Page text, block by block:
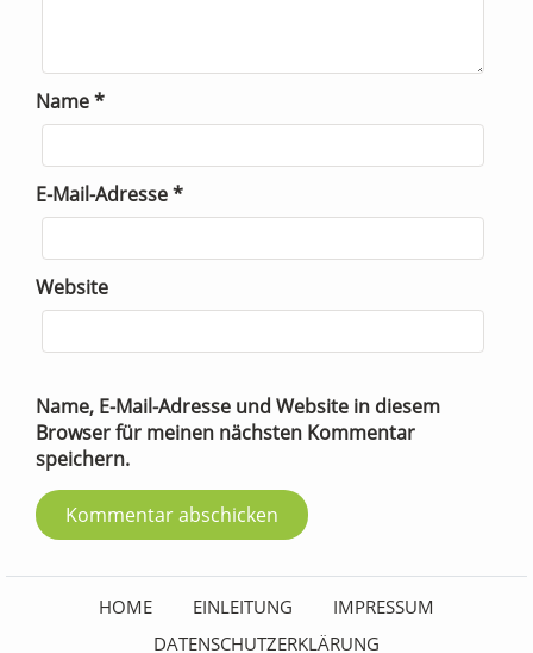
Name*
E-Mail-Adresse*
Website
Name, E-Mail-Adresse und Website in diesem
Browser für meinen nächsten Kommentar
speichern.
HOME EINLEITUNG
IMPRESSUM
DATENSCHUTZERKLÄRUNG